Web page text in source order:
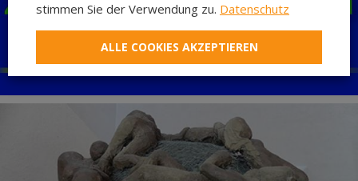
stimmen Sie der Verwendung zu. Datenschutz
ALLE COOKIES AKZEPTIEREN